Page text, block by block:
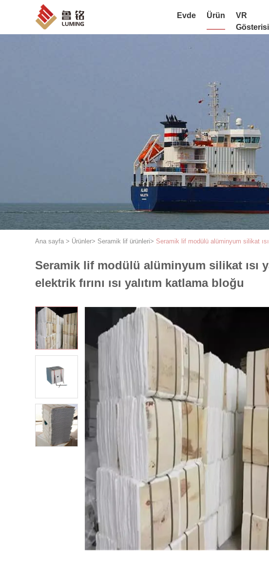
Evde Ürün
VR
Gösterisi
Ana sayfa > Ürünler> Seramik lif ürünleri> Seramik lif modülü alüminyum silikat ısı
Seramik lif modülü alüminyum silikat ısı
elektrik fırını ısı yalıtım katlama bloğu